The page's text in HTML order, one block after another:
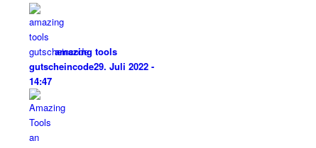
amazing tools
gutscheincode29. Juli 2022 -
14:47